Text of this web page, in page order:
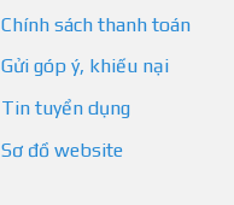
Chính sách thanh toán
Gửi góp ý, khiếu nại
Tin tuyển dụng
Sơ đồ website